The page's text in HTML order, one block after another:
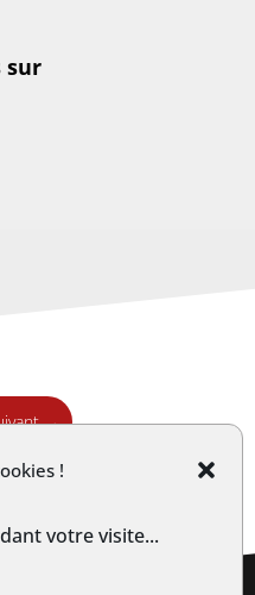
!
votre visite...
sur
→